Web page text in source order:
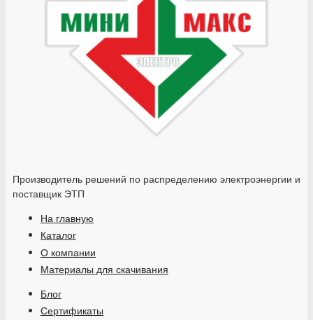
Производитель решений по распределению электроэнергии и
поставщик ЭТП
На главную
Каталог
О компании
Материалы для скачивания
Блог
Сертификаты